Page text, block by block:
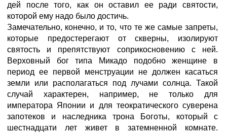
дей после того, как он оставил ее ради святости,
которой ему надо было достичь.
Замечательно, конечно, и то, что те же самые запреты,
которые предостерегают от скверны, изолируют
святость и препятствуют соприкосновению с ней.
Верховный бог типа Микадо подобно женщине в
период ее первой менструации не должен касаться
земли или располагаться под лучами солнца. Такой
случай характерен, например, не только для
императора Японии и для теократического суверена
запотеков и наследника трона Боготы, который с
шестнадцати лет живет в затемненной комнате.